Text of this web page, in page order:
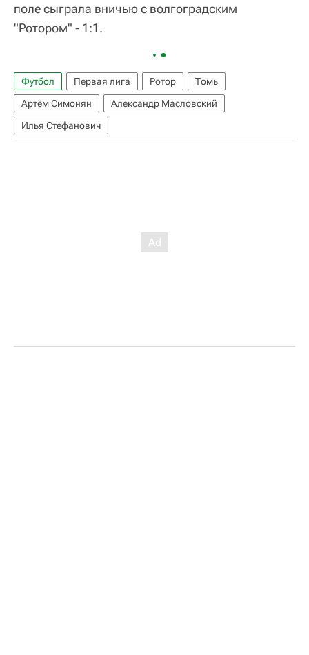
поле сыграла вничью с волгоградским
"Ротором" - 1:1.
Футбол Первая лига Ротор
Томь
Артём Симонян
Александр Масловский
Илья Стефанович